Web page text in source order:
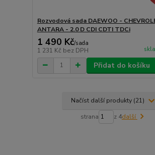
Rozvodová sada DAEWOO -
ANTARA - 2.0 D CDI CDTI TDCi
1 490 Kč/sada
1 231 Kč bez DPH
Přidat do košíku
Načíst další produkty (21)
strana z 4další